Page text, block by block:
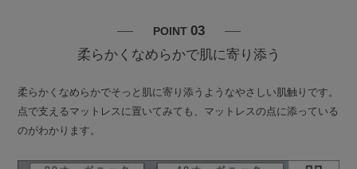
POINT 03
柔らかくなめらかで肌に寄り添う
柔らかくなめらかでそっと肌に寄り添うようなやさしい肌触りです。
点で支えるマットレスに置いてみても、マットレスの点に添っている
のがわかります。